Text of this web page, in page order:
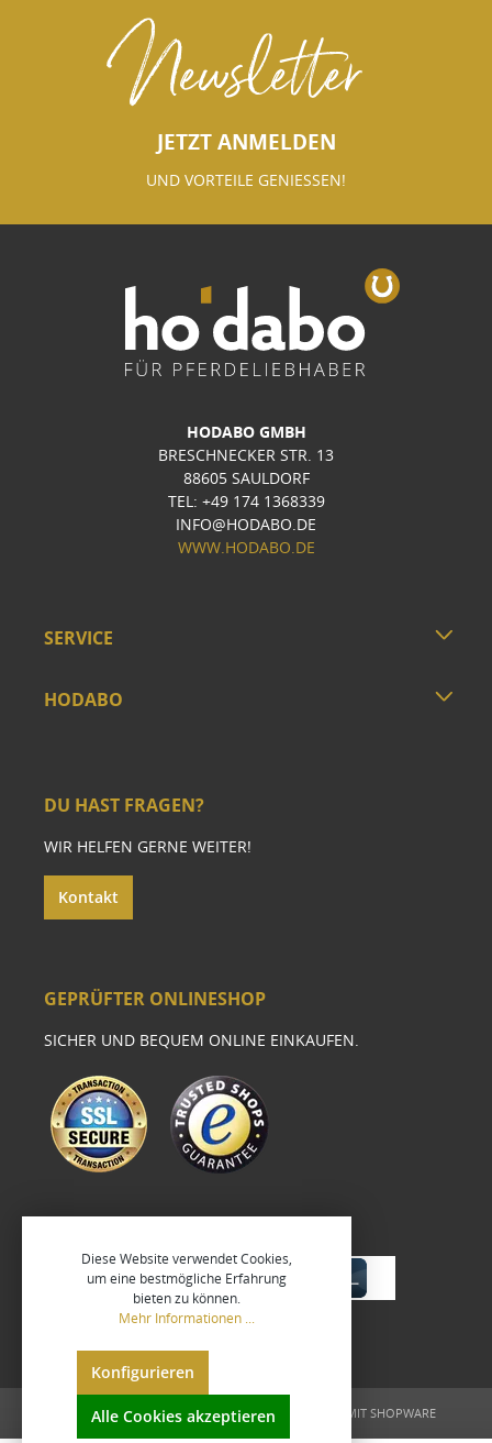
Newsletter
JETZT ANMELDEN
UND VORTEILE GENIESSEN!
HODABO GMBH
BRESCHNECKER STR. 13
88605 SAULDORF
TEL: +49 174 1368339
INFO@HODABO.DE
WWW.HODABO.DE
SERVICE
HODABO
DU HAST FRAGEN?
WIR HELFEN GERNE WEITER!
Kontakt
GEPRÜFTER ONLINESHOP
SICHER UND BEQUEM ONLINE EINKAUFEN.
UMGESETZT VONXEROGRAFIX GMBH REALISIERT MIT SHOPWARE
Diese Website verwendet Cookies,
um eine bestmögliche Erfahrung
bieten zu können.
Mehr Informationen ...
Konfigurieren
Alle Cookies akzeptieren